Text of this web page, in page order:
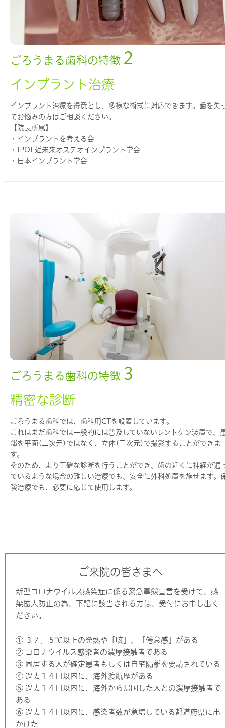
ごろうまる歯科の特徴 2
インプラント治療
インプラント治療を得意とし、多様な術式に対応できます。歯を失
てお悩みの方はご相談ください。
【院長所属】
・インプラントを考える会
・IPOI 近未来オステオインプラント学会
・日本インプラント学会
ごろうまる歯科の特徴 3
精密な診断
ごろうまる歯科では、歯科用CTを設置しています。
これはまだ歯科では一般的には普及していないレントゲン装置で、
部を平面(二次元)ではなく、立体(三次元)で撮影することができま
す。
そのため、より正確な診断を行うことができ、歯の近くに神経が通
ているような場合の難しい治療でも、安全に外科処置を施せます。
険治療でも、必要に応じて使用します。
ご来院の皆さまへ
新型コロナウイルス感染症に係る緊急事態宣言を受けて、感
染拡大防止の為、下記に該当される方は、受付にお申し出く
ださい。
① ３７．５℃以上の発熱や「咳」、「倦怠感」がある
② コロナウイルス感染者の濃厚接触者である
③ 同居する人が確定患者もしくは自宅隔離を要請されている
④ 過去１４日以内に、海外渡航歴がある
⑤ 過去１４日以内に、海外から帰国した人との濃厚接触者で
ある
⑥ 過去１４日以内に、感染者数が急増している都道府県に出
かけた